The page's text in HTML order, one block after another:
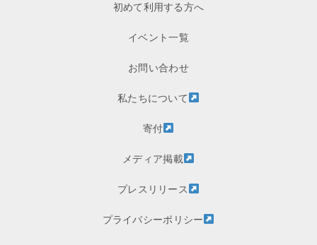
初めて利用する方へ
イベント一覧
お問い合わせ
私たちについて
寄付
メディア掲載
プレスリリース
プライバシーポリシー